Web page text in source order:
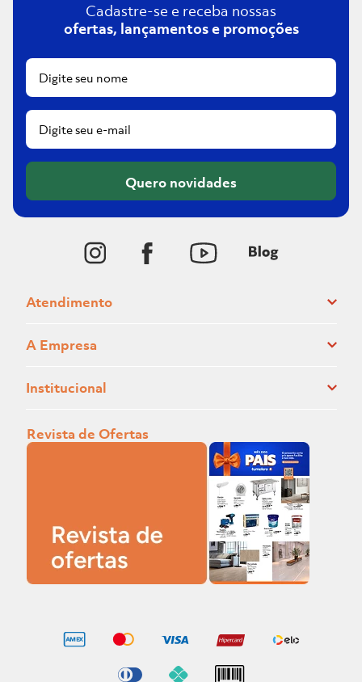
Cadastre-se e receba nossas
ofertas, lançamentos e promoções
Quero novidades
Atendimento
A Empresa
Institucional
Revista de Ofertas